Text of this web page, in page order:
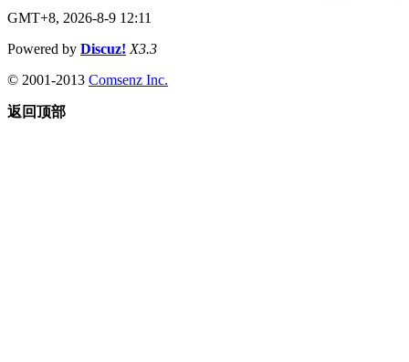
GMT+8, 2026-8-9 12:11
Powered by Discuz! X3.3
© 2001-2013 Comsenz Inc.
返回顶部